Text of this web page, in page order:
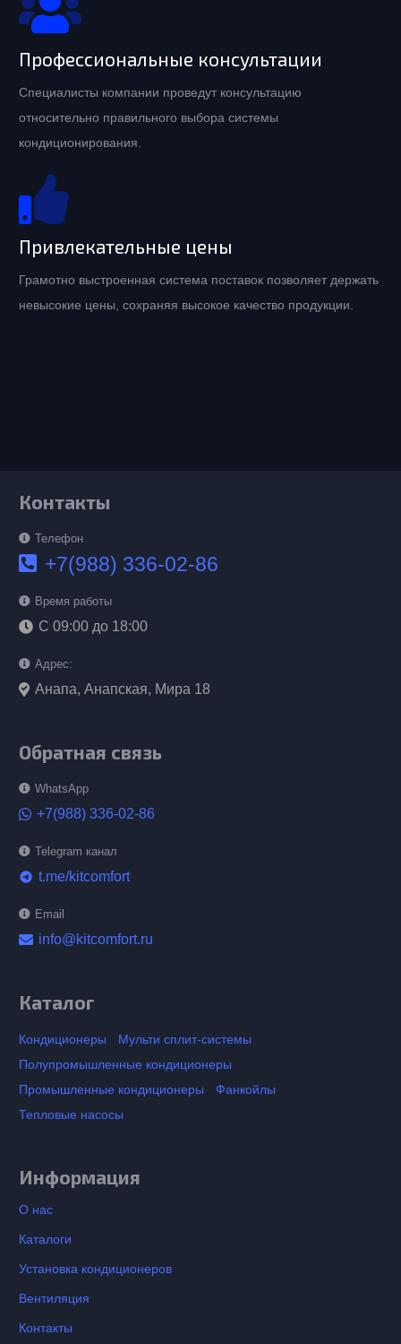
Профессиональные консультации
Специалисты компании проведут консультацию
относительно правильного выбора системы
кондиционирования.
Привлекательные цены
Грамотно выстроенная система поставок позволяет держать
невысокие цены, сохраняя высокое качество продукции.
Контакты
Телефон
+7(988) 336-02-86
Время работы
С 09:00 до 18:00
Адрес:
Анапа, Анапская, Мира 18
Обратная связь
WhatsApp
+7(988) 336-02-86
Telegram канал
telegram t.me/kitcomfort
Email
info@kitcomfort.ru
Каталог
Кондиционеры
Мульти сплит-системы
Полупромышленные кондиционеры
Промышленные кондиционеры
Фанкойлы
Тепловые насосы
Информация
О нас
Каталоги
Установка кондиционеров
Вентиляция
Контакты